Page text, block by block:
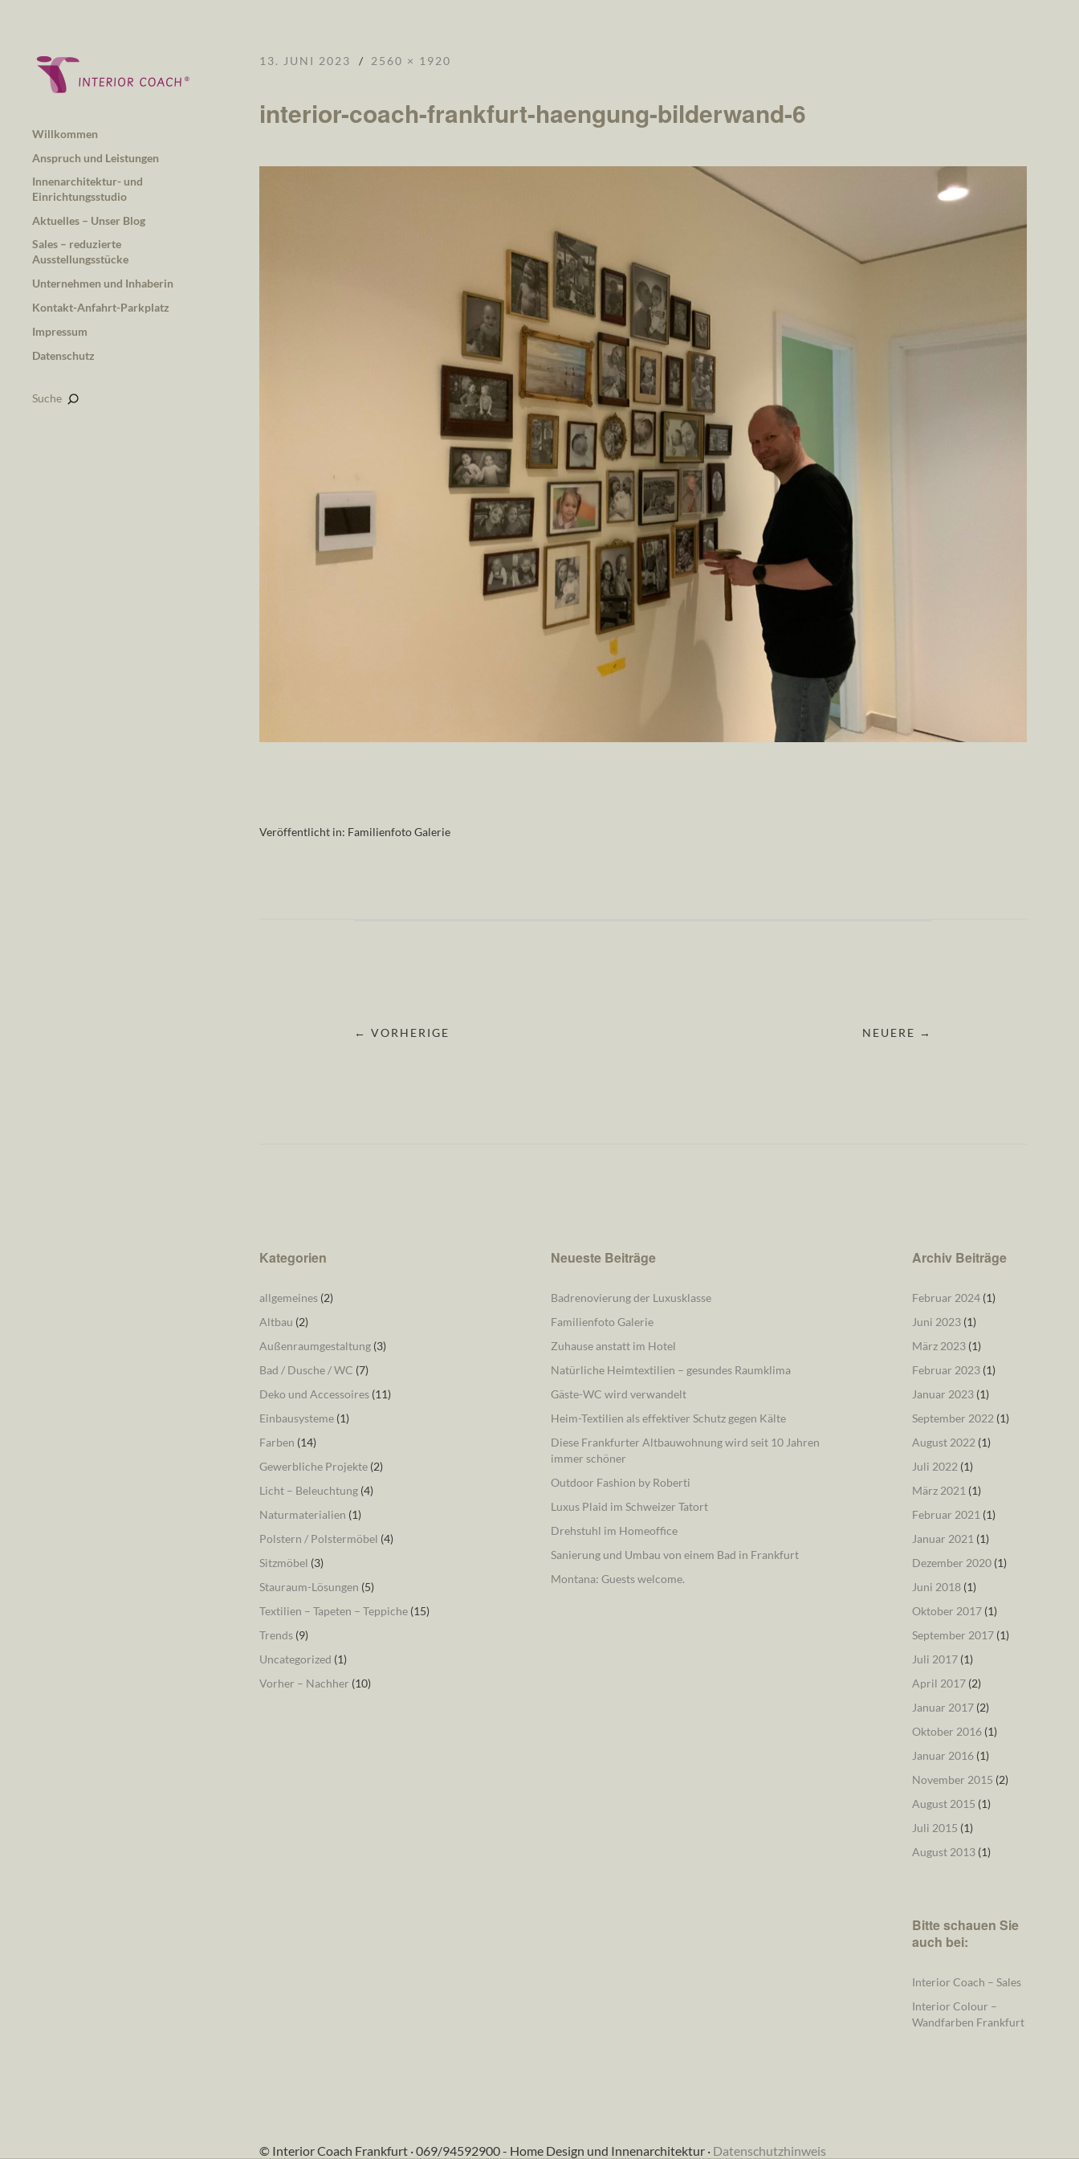
Willkommen
Anspruch und Leistungen
Innenarchitektur- und
Einrichtungsstudio
Aktuelles – Unser Blog
Sales – reduzierte
Ausstellungsstücke
Unternehmen und Inhaberin
Kontakt-Anfahrt-Parkplatz
Impressum
Datenschutz
Suche
13. JUNI 2023 2560 × 1920
interior-coach-frankfurt-haengung-bilderwand-6
Veröffentlicht in: Familienfoto Galerie
← VORHERIGE NEUERE →
Kategorien
allgemeines(2)
Altbau (2)
Außenraumgestaltung(3)
Bad / Dusche / WC (7)
Deko und Accessoires(11)
Einbausysteme(1)
Farben (14)
Gewerbliche Projekte(2)
Licht – Beleuchtung(4)
Naturmaterialien (1)
Polstern / Polstermöbel (4)
Sitzmöbel (3)
Stauraum-Lösungen (5)
Textilien – Tapeten – Teppiche(15)
Trends(9)
Uncategorized (1)
Vorher – Nachher (10)
Neueste Beiträge
Badrenovierung der Luxusklasse
Familienfoto Galerie
Zuhause anstatt im Hotel
Natürliche Heimtextilien – gesundes Raumklima
Gäste-WC wird verwandelt
Heim-Textilien als effektiver Schutz gegen Kälte
Diese Frankfurter Altbauwohnung wird seit 10 Jahren
immer schöner
Outdoor Fashion by Roberti
Luxus Plaid im Schweizer Tatort
Drehstuhl im Homeoffice
Sanierung und Umbau von einem Bad in Frankfurt
Montana: Guests welcome.
Archiv Beiträge
Februar 2024(1)
Juni 2023(1)
März 2023(1)
Februar 2023(1)
Januar 2023(1)
September 2022 (1)
August 2022 (1)
Juli 2022 (1)
März 2021 (1)
Februar 2021 (1)
Januar 2021 (1)
Dezember 2020(1)
Juni 2018(1)
Oktober 2017(1)
September 2017(1)
Juli 2017(1)
April 2017(2)
Januar 2017(2)
Oktober 2016(1)
Januar 2016(1)
November 2015 (2)
August 2015 (1)
Juli 2015 (1)
August 2013(1)
Bitte schauen Sie
auch bei:
Interior Coach – Sales
Interior Colour –
Wandfarben Frankfurt
© Interior Coach Frankfurt · 069/94592900 - Home Design und Innenarchitektur · Datenschutzhinweis